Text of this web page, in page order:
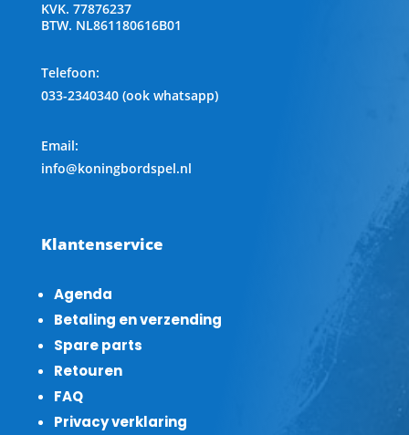
KVK. 77876237
BTW. NL861180616B01
Telefoon:
033-2340340 (ook whatsapp)
Email:
info@koningbordspel.nl
Klantenservice
Agenda
Betaling en verzending
Spare parts
Retouren
FAQ
Privacy verklaring